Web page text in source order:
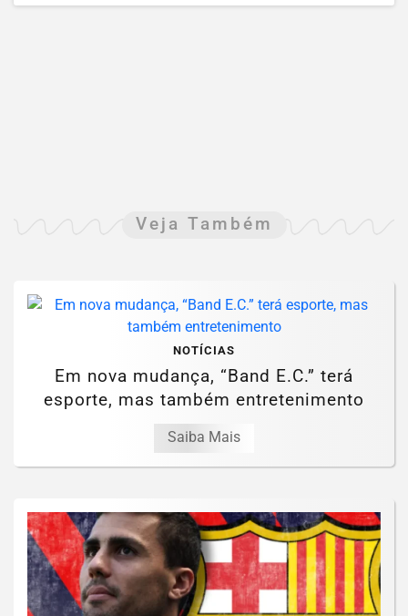
Veja Também
NOTÍCIAS
Em nova mudança, “Band E.C.” terá
esporte, mas também entretenimento
Saiba Mais